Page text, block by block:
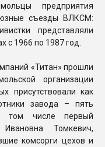
предприятия
съезды ВЛКСМ:
представляли
с 1966 по 1987 год.
«Титан» прошли
организации
присутствовали как
завода – пять
том числе первый
Томкевич,
комсорги цехов и